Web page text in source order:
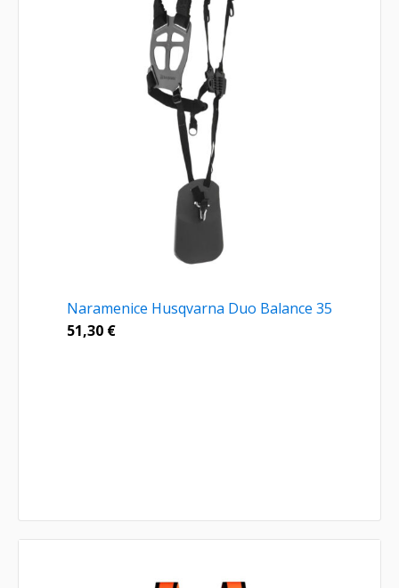
Naramenice Husqvarna Duo Balance 35
51,30 €